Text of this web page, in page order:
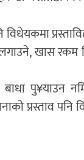
विधेयकमा
खास रकम
पु¥याउन
प्रस्ताव पनि